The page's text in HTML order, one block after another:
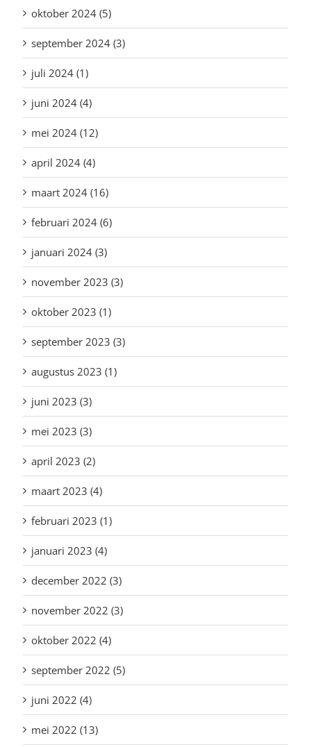
oktober 2024 (5)
september 2024 (3)
juli 2024 (1)
juni 2024 (4)
mei 2024 (12)
april 2024 (4)
maart 2024 (16)
februari 2024 (6)
januari 2024 (3)
november 2023 (3)
oktober 2023 (1)
september 2023 (3)
augustus 2023 (1)
juni 2023 (3)
mei 2023 (3)
april 2023 (2)
maart 2023 (4)
februari 2023 (1)
januari 2023 (4)
december 2022 (3)
november 2022 (3)
oktober 2022 (4)
september 2022 (5)
juni 2022 (4)
mei 2022 (13)